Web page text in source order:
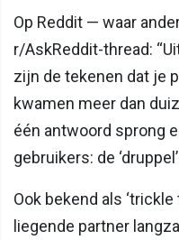
Op Reddit — waar
r/AskReddit-thread:
zijn de tekenen dat je
kwamen meer dan
één antwoord sprong
gebruikers: de
Ook bekend als
liegende partner